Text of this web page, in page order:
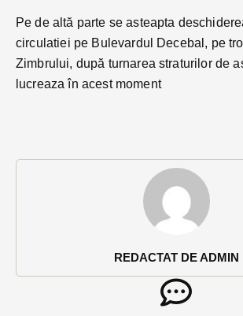
REDACTAT DE ADMIN
Pe de altă parte se asteapta
circulatiei pe Bulevardul Decebal, pe
Zimbrului, după turnarea straturilor de
lucreaza în acest moment